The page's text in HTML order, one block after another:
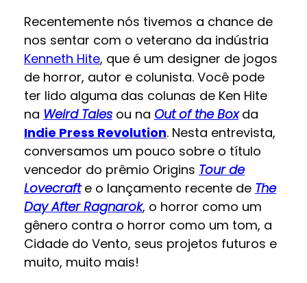
Recentemente nós tivemos a chance de
nos sentar com o veterano da indústria
Kenneth Hite, que é um designer de jogos
de horror, autor e colunista. Você pode
ter lido alguma das colunas de Ken Hite
na Weird Talesou na Out of the Boxda
Indie Press Revolution. Nesta entrevista,
conversamos um pouco sobre o título
vencedor do prêmio Origins Tour de
Lovecrafte o lançamento recente de The
Day After Ragnarok, o horror como um
gênero contra o horror como um tom, a
Cidade do Vento, seus projetos futuros e
muito, muito mais!